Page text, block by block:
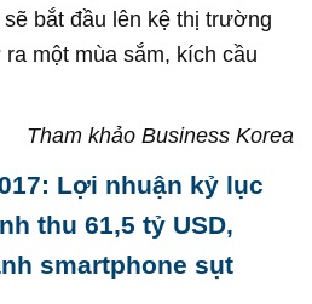
bắt đầu lên kệ thị trường
một mùa sắm, kích cầu
Tham khảo Business Korea
Lợi nhuận kỷ lục
thu 61,5 tỷ USD,
smartphone sụt